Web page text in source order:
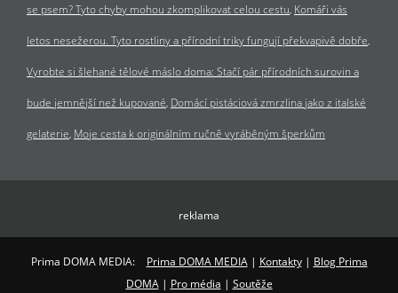
se psem? Tyto chyby mohou zkomplikovat celou cestu Komáři vás
letos nesežerou. Tyto rostliny a přírodní triky fungují překvapivě dobře
Vyrobte si šlehané tělové máslo doma: Stačí pár přírodních surovin a
bude jemnější než kupované Domácí pistáciová zmrzlina jako z italské
gelaterie Moje cesta k originálním ručně vyráběným šperkům
reklama
Prima DOMA MEDIA: Prima DOMA MEDIA| Kontakty| Blog Prima
DOMA| Pro média | Soutěže